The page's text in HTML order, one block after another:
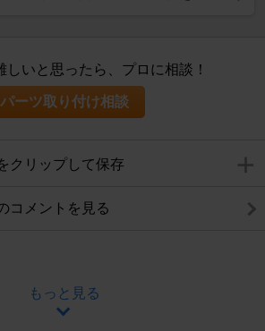
しいと思ったら、プロに相談！
パーツ取り付け相談
クリップして保存
コメントを見る
もっと見る